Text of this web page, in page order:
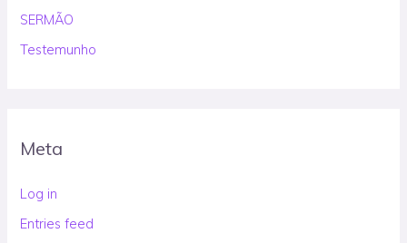
SERMÃO
Testemunho
Meta
Log in
Entries feed